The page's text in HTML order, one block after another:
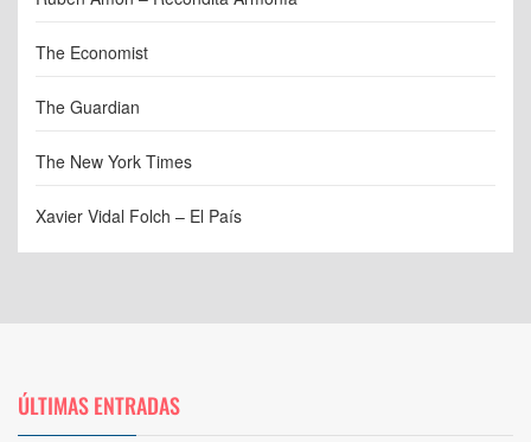
The Economist
The Guardian
The New York Times
Xavier Vidal Folch – El País
ÚLTIMAS ENTRADAS